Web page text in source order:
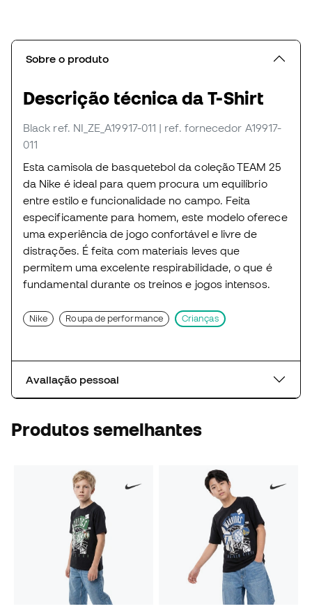
Sobre o produto
Descrição técnica da T-Shirt
Black ref. NI_ZE_A19917-011 | ref. fornecedor A19917-
011
Esta camisola de basquetebol da coleção TEAM 25
da Nike é ideal para quem procura um equilíbrio
entre estilo e funcionalidade no campo. Feita
especificamente para homem, este modelo oferece
uma experiência de jogo confortável e livre de
distrações. É feita com materiais leves que
permitem uma excelente respirabilidade, o que é
fundamental durante os treinos e jogos intensos.
Nike Roupa de performance Crianças
Avaliação pessoal
Produtos semelhantes